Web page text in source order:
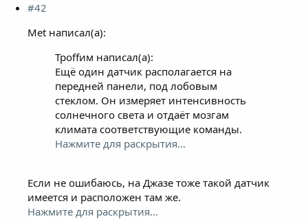
#42
Met написал(а):
Троffим написал(а):
Ещё один датчик располагается на
передней панели, под лобовым
стеклом. Он измеряет интенсивность
солнечного света и отдаёт мозгам
климата соответствующие команды.
Нажмите для раскрытия...
Если не ошибаюсь, на Джазе тоже такой датчик
имеется и расположен там же.
Нажмите для раскрытия...